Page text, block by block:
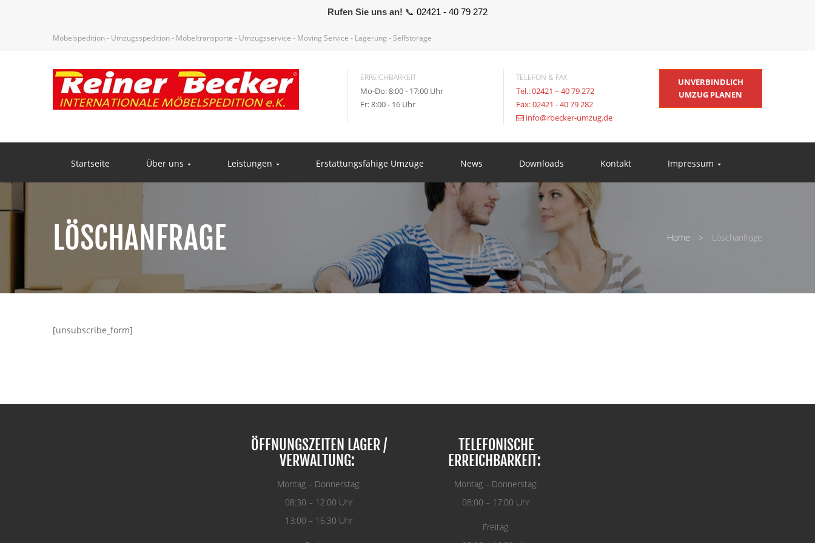
Rufen Sie uns an! 📞 02421 - 40 79 272
Möbelspedition - Umzugsspedition - Möbeltransporte - Umzugsservice - Moving Service - Lagerung - Selfstorage
ERREICHBARKEIT
Mo-Do: 8:00 - 17:00 Uhr
Fr: 8:00 - 16 Uhr
TELEFON & FAX
Tel.: 02421 – 40 79 272
Fax: 02421 - 40 79 282
info@rbecker-umzug.de
UNVERBINDLICH
UMZUG PLANEN
Startseite Über uns Leistungen Erstattungsfähige Umzüge News Downloads Kontakt Impressum
LÖSCHANFRAGE Home Löschanfrage
[unsubscribe_form]
ÖFFNUNGSZEITEN LAGER /
VERWALTUNG:
Montag – Donnerstag:
08:30 – 12:00 Uhr
13:00 – 16:30 Uhr
TELEFONISCHE
ERREICHBARKEIT:
Montag – Donnerstag:
08:00 – 17:00 Uhr
Freitag: